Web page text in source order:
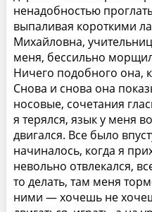
ненадобностью
выпаливая короткими
Михайловна,
меня, бессильно
Ничего подобного она,
Снова и снова она
носовые, сочетания
я терялся, язык у меня
двигался. Все было
начиналось, когда я
невольно отвлекался,
то делать, там меня
ними — хочешь не